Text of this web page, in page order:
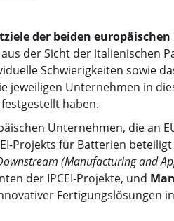
der beiden
der Sicht der italienischen
Schwierigkeiten sowie
jeweiligen Unternehmen in
haben.
Unternehmen, die an
Projekts für Batterien
(Manufacturing and
der IPCEI-Projekte, und
Fertigungslösungen